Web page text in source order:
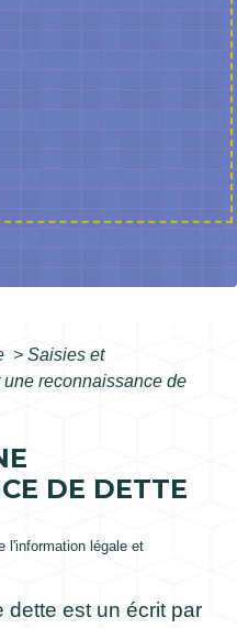
> Saisies et
une reconnaissance de
DE DETTE
l'information légale et
dette est un écrit par